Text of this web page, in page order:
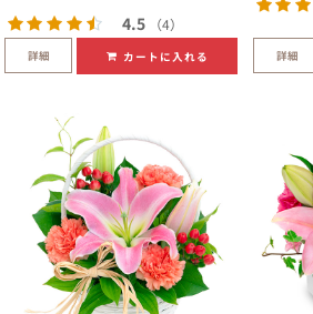
4.5 （4）
詳細 カートに入れる 詳細